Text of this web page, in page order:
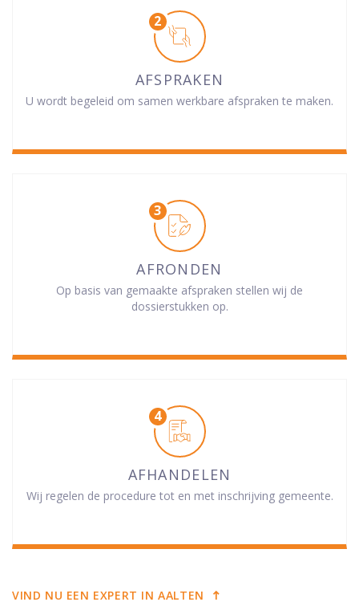
AFSPRAKEN
U wordt begeleid om samen werkbare afspraken te maken.
AFRONDEN
Op basis van gemaakte afspraken stellen wij de
dossierstukken op.
AFHANDELEN
Wij regelen de procedure tot en met inschrijving gemeente.
VIND NU EEN EXPERT IN AALTEN